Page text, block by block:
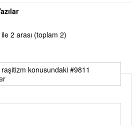
2 arası (toplam 2)
konusundaki #9811